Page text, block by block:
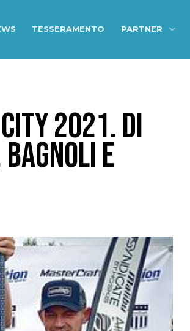
TESSERAMENTO PARTNER
CITY 2021. DI
E